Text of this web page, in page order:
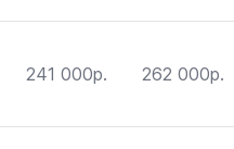
241 000р. 262 000р.